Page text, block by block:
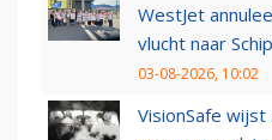
WestJet
vlucht naar
03-08-2026, 10:02
VisionSafe